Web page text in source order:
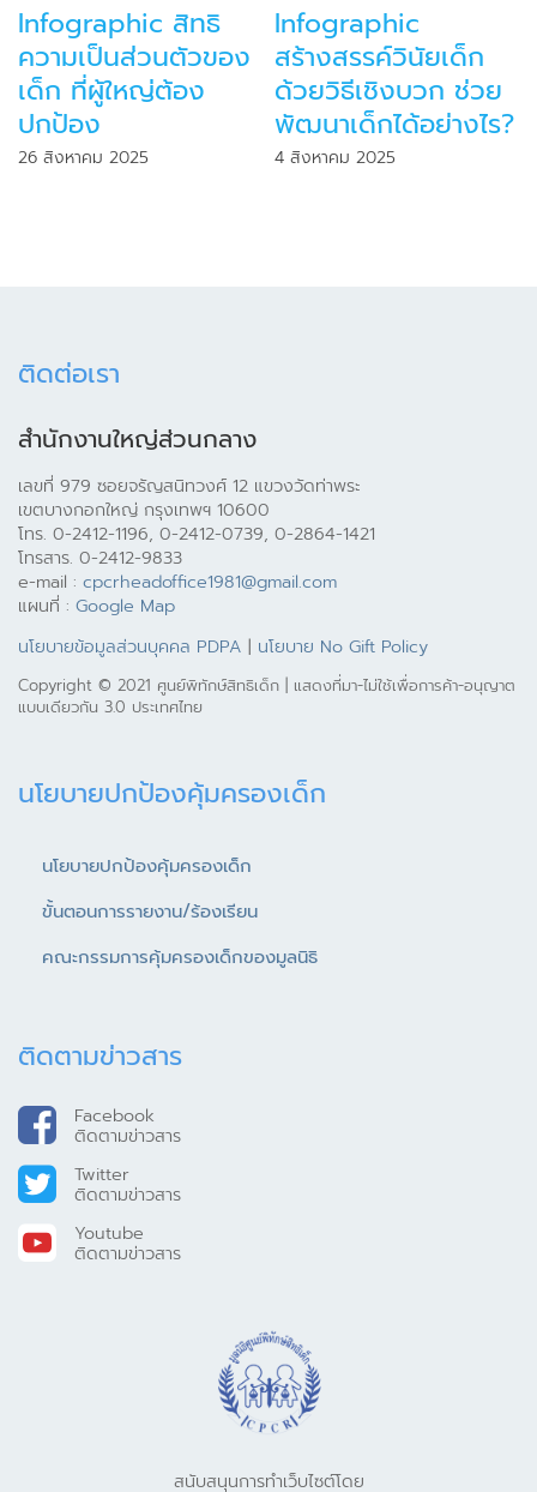
Infographic สิทธิ
ความเป็นส่วนตัวของ
เด็ก ที่ผู้ใหญ่ต้อง
ปกป้อง
26 สิงหาคม 2025
Infographic
สร้างสรรค์วินัยเด็ก
ด้วยวิธีเชิงบวก ช่วย
พัฒนาเด็กได้อย่างไร?
4 สิงหาคม 2025
ติดต่อเรา
สำนักงานใหญ่ส่วนกลาง
เลขที่ 979 ซอยจรัญสนิทวงศ์ 12 แขวงวัดท่าพระ
เขตบางกอกใหญ่ กรุงเทพฯ 10600
โทร. 0-2412-1196, 0-2412-0739, 0-2864-1421
โทรสาร. 0-2412-9833
e-mail : cpcrheadoffice1981@gmail.com
แผนที่ : Google Map
นโยบายข้อมูลส่วนบุคคล PDPA | นโยบาย No Gift Policy
Copyright © 2021 ศูนย์พิทักษ์สิทธิเด็ก | แสดงที่มา-ไม่ใช้เพื่อการค้า-อนุญาต
แบบเดียวกัน 3.0 ประเทศไทย
นโยบายปกป้องคุ้มครองเด็ก
นโยบายปกป้องคุ้มครองเด็ก
ขั้นตอนการรายงาน/ร้องเรียน
คณะกรรมการคุ้มครองเด็กของมูลนิธิ
ติดตามข่าวสาร
Facebook
ติดตามข่าวสาร
Twitter
ติดตามข่าวสาร
Youtube
ติดตามข่าวสาร
สนับสนุนการทำเว็บไซต์โดย